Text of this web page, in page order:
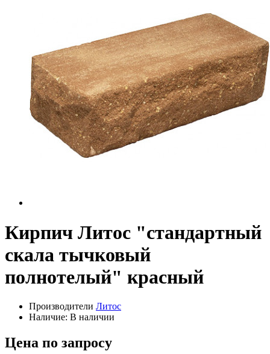
Кирпич Литос "стандартный
скала тычковый
полнотелый" красный
Производители Литос
Наличие: В наличии
Цена по запросу